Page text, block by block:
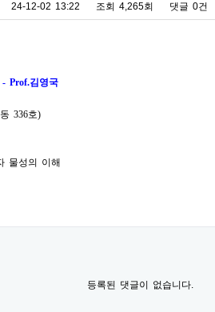
24-12-02 13:22 조회 4,265회 댓글 0건
- Prof.김영국
동 336호)
물성의 이해
등록된 댓글이 없습니다.